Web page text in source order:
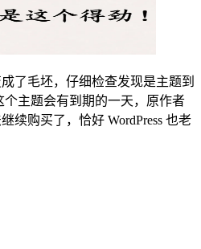
了毛坯，仔细检查发现是主题到
主题会有到期的一天，原作者
续购买了，恰好 WordPress 也老